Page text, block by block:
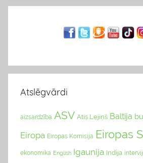
l
Atslēgvārdi
aizsardzība ASV Atis Lejiņš Baltija
Eiropa Eiropas Komisija Eiropas
ekonomika English Igaunija Indija